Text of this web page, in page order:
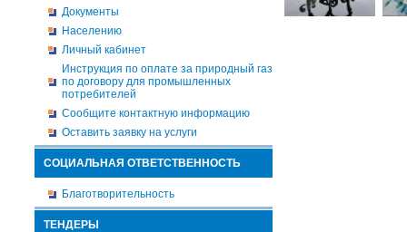
Документы
Населению
Личный кабинет
Инструкция по оплате за природный газ
по договору для промышленных
потребителей
Сообщите контактную информацию
Оставить заявку на услуги
СОЦИАЛЬНАЯ ОТВЕТСТВЕННОСТЬ
Благотворительность
ТЕНДЕРЫ